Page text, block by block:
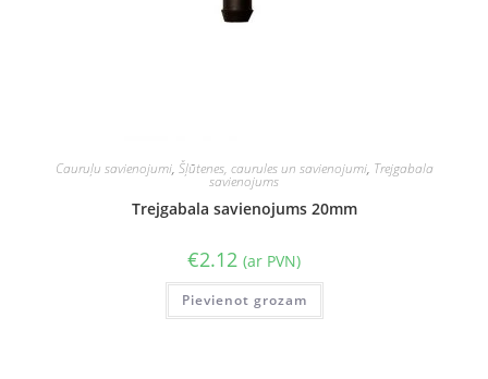
Cauruļu savienojumi, Šļūtenes, caurules un savienojumi, Trejgabala
savienojums
Trejgabala savienojums 20mm
€2.12 (ar PVN)
Pievienot grozam